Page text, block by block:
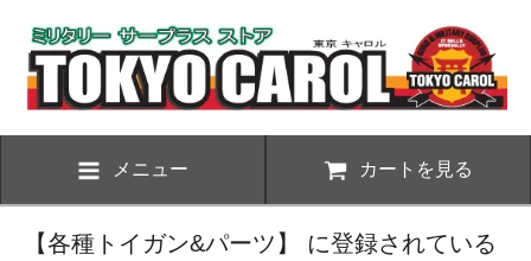
メニュー カートを見る
【各種トイガン&パーツ】 に登録されている